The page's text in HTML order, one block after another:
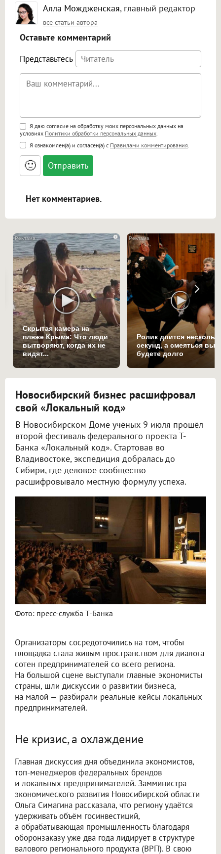
Алла Мождженская, главный редактор
все статьи автора
Оставьте комментарий
Представьтесь
Поддержка HTML
<b>, <strong>, <u>, <i>, <em>, <s>, <big>,
<small>, <sup>, <sub>, <pre>, <ul>, <ol>, <li>,
<blockquote>, <code> экранирует HTML,
адреса URL автоматически становятся
ссылками, и [img]адрес[/img] будет
Я даю согласие на обработку моих персональных данных на
условиях Политики обработки персональных данных
Я ознакомлен(а) и согласен(а) с Правилами комментирования
🙂
Нет комментариев.
i
Скрытая камера на
пляже Крыма: Что люди
вытворяют, когда их не
видят...
Ролик длится
секунд, а смеяться вы
будете долго
Новосибирский бизнес расшифровал
свой «Локальный код»
В Новосибирском Доме учёных 9 июля прошёл
второй фестиваль федерального проекта Т-
Банка «Локальный код». Стартовав во
Владивостоке, экспедиция добралась до
Сибири, где деловое сообщество
расшифровывало местную формулу успеха.
Фото: пресс-служба Т-Банка
Организаторы сосредоточились на том, чтобы
площадка стала живым пространством для диалога
сотен предпринимателей со всего региона.
На большой сцене выступали главные экономисты
страны, шли дискуссии о развитии бизнеса,
на малой — разбирали реальные кейсы локальных
предпринимателей.
Не кризис, а охлаждение
Главная дискуссия дня объединила экономистов,
топ-менеджеров федеральных брендов
и локальных предпринимателей. Замминистра
экономического развития Новосибирской области
Ольга Симагина рассказала, что региону удаётся
удерживать объём госинвестиций,
а обрабатывающая промышленность благодаря
оборонзаказу уже два года лидирует в структуре
валового регионального продукта (ВРП). В свою